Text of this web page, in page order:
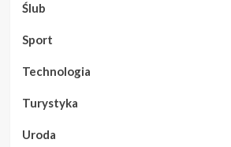
Ślub
Sport
Technologia
Turystyka
Uroda